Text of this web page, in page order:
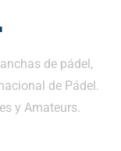
de pádel,
de Pádel.
y Amateurs.